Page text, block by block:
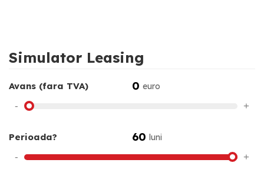
Simulator Leasing
Avans (fara TVA) 0 euro
- +
Perioada? 60 luni
- +